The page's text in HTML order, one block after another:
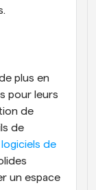
plus en
pour leurs
de
de
logiciels de
un espace